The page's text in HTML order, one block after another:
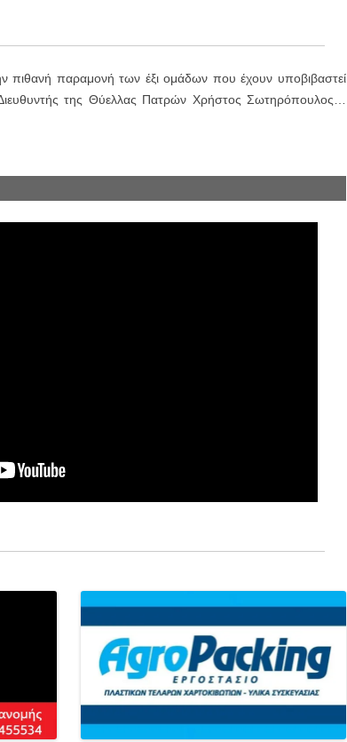
πιθανή παραμονή των έξι ομάδων που έχουν υποβιβαστεί
της Θύελλας Πατρών Χρήστος Σωτηρόπουλος…